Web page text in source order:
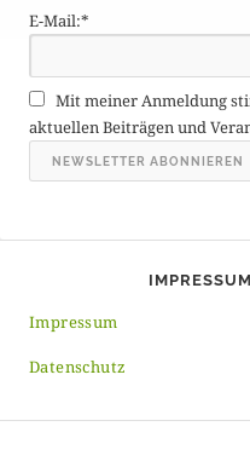
e
r
c
h
v
E-Mail:*
Mit meiner Anmeldung
aktuellen Beiträgen und
Impressum
Datenschutz